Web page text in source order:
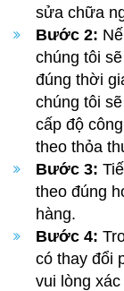
sửa chữa
Bước 2:
chúng tôi
đúng thời
chúng tôi
cấp độ
theo thỏa
Bước 3:
theo đúng
hàng.
Bước 4:
có thay đổi
vui lòng